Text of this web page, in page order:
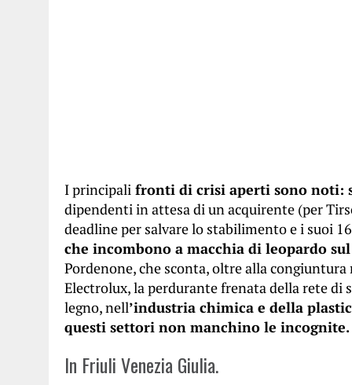
I principali fronti di crisi aperti sono noti:
dipendenti in attesa di un acquirente (per
deadline per salvare lo stabilimento e i suoi
che incombono a macchia di leopardo
Pordenone, che sconta, oltre alla
Electrolux, la perdurante frenata della rete di
legno, nell’industria chimica e della
questi settori non manchino le incognite.
In Friuli Venezia Giulia.